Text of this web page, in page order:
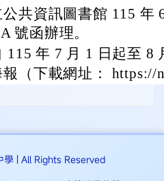
共資訊圖書館 115 年
號函辦理。
115 年 7 月 1 日起至 8
（下載網址： https://
| All Rights Reserved